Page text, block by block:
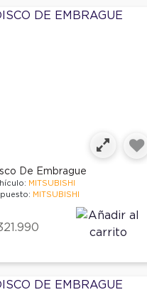
De Embrague
MITSUBISHI
MITSUBISHI